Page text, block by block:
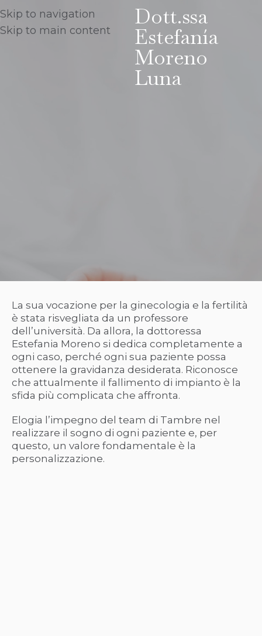
Skip to navigation
Skip to main content
Dott.ssa
Estefanía
Moreno
Luna
La sua vocazione per la ginecologia e la fertilità
è stata risvegliata da un professore
dell’università. Da allora, la dottoressa
Estefania Moreno si dedica completamente a
ogni caso, perché ogni sua paziente possa
ottenere la gravidanza desiderata. Riconosce
che attualmente il fallimento di impianto è la
sfida più complicata che affronta.
Elogia l’impegno del team di Tambre nel
realizzare il sogno di ogni paziente e, per
questo, un valore fondamentale è la
personalizzazione.